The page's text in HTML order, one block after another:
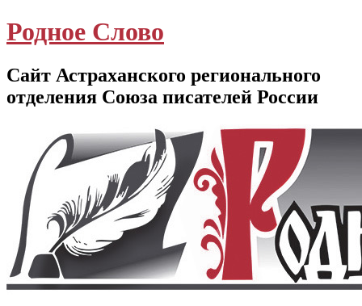
Родное Слово
Сайт Астраханского регионального
отделения Союза писателей России